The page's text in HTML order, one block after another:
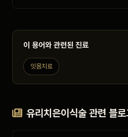
이 용어와 관련된 진료
잇몸치료
유리치은이식술 관련 블